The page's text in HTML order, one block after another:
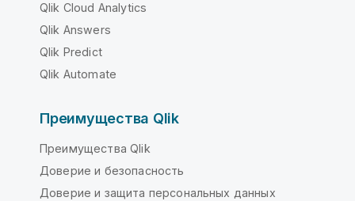
Qlik Cloud Analytics
Qlik Answers
Qlik Predict
Qlik Automate
Преимущества Qlik
Преимущества Qlik
Доверие и безопасность
Доверие и защита персональных данных